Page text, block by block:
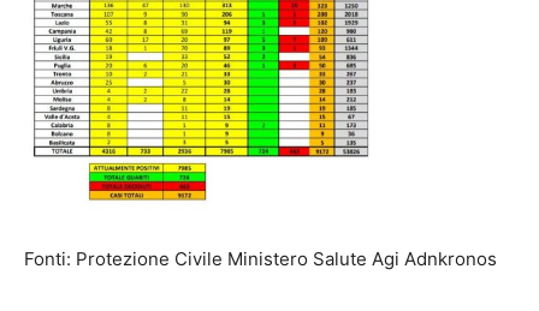
Fonti: Protezione Civile Ministero Salute Agi Adnkronos